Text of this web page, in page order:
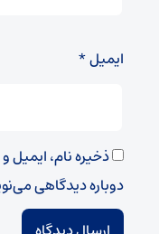
ایمیل*
ذخیره نام، ایمیل
دوباره دیدگاهی